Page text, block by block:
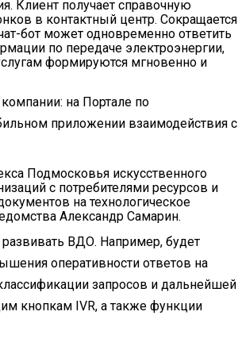
Клиент получает справочную
в контактный центр. Сокращается
бот может одновременно ответить
по передаче электроэнергии,
формируются мгновенно и
на Портале по
приложении взаимодействия с
Подмосковья искусственного
с потребителями ресурсов и
на технологическое
Александр Самарин.
ВДО. Например, будет
оперативности ответов на
запросов и дальнейшей
кнопкам IVR, а также функции